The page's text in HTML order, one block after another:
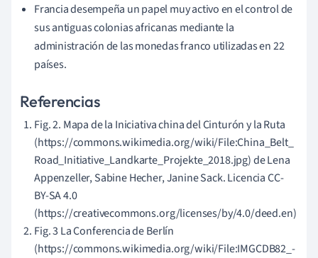
Francia desempeña un papel muy activo en el control de
sus antiguas colonias africanas mediante la
administración de las monedas franco utilizadas en 22
países.
Referencias
Fig. 2. Mapa de la Iniciativa china del Cinturón y la Ruta
(https://commons.wikimedia.org/wiki/File:China_Belt_
Road_Initiative_Landkarte_Projekte_2018.jpg) de Lena
Appenzeller, Sabine Hecher, Janine Sack. Licencia CC-
BY-SA 4.0
(https://creativecommons.org/licenses/by/4.0/deed.en)
Fig. 3 La Conferencia de Berlín
(https://commons.wikimedia.org/wiki/File:IMGCDB82_-